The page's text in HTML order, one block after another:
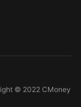
© 2022 CMoney